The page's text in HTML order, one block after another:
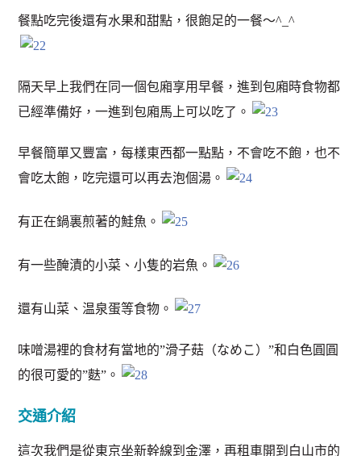
餐點吃完後還有水果和甜點，很飽足的一餐～^_^
隔天早上我們在同一個包廂享用早餐，進到包廂時食物都
已經準備好，一進到包廂馬上可以吃了。
早餐簡單又豐富，每樣東西都一點點，不會吃不飽，也不
會吃太飽，吃完還可以再去泡個湯。
有正在鍋裏煎著的鮭魚。
有一些醃漬的小菜、小隻的岩魚。
還有山菜、温泉蛋等食物。
味噌湯裡的食材有當地的”滑子菇（なめこ）”和白色圓圓
的很可愛的”麩”。
交通介紹
這次我們是從東京坐新幹線到金澤，再租車開到白山市的